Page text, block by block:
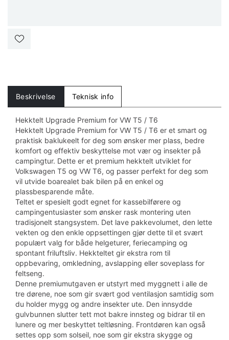
Beskrivelse Teknisk info
Hekktelt Upgrade Premium for VW T5 / T6
Hekktelt Upgrade Premium for VW T5 / T6 er et smart og
praktisk baklukeelt for deg som ønsker mer plass, bedre
komfort og effektiv beskyttelse mot vær og insekter på
campingtur. Dette er et premium hekktelt utviklet for
Volkswagen T5 og VW T6, og passer perfekt for deg som
vil utvide boarealet bak bilen på en enkel og
plassbesparende måte.
Teltet er spesielt godt egnet for kassebilførere og
campingentusiaster som ønsker rask montering uten
tradisjonelt stangsystem. Det lave pakkevolumet, den lette
vekten og den enkle oppsettingen gjør dette til et svært
populært valg for både helgeturer, feriecamping og
spontant friluftsliv. Hekkteltet gir ekstra rom til
oppbevaring, omkledning, avslapping eller soveplass for
feltseng.
Denne premiumutgaven er utstyrt med myggnett i alle de
tre dørene, noe som gir svært god ventilasjon samtidig som
du holder mygg og andre insekter ute. Den innsydde
gulvbunnen slutter tett mot bakre innsteg og bidrar til en
lunere og mer beskyttet teltløsning. Frontdøren kan også
settes opp som solseil, noe som gir ekstra skygge og